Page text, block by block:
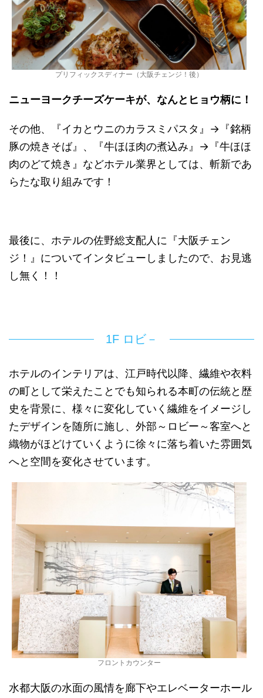
プリフィックスディナー（大阪チェンジ！後）
ニューヨークチーズケーキが、なんとヒョウ柄に！
その他、『イカとウニのカラスミパスタ』→『銘柄
豚の焼きそば』、『牛ほほ肉の煮込み』→『牛ほほ
肉のどて焼き』などホテル業界としては、斬新であ
らたな取り組みです！
最後に、ホテルの佐野総支配人に『大阪チェン
ジ！』についてインタビューしましたので、お見逃
し無く！！
1F ロビ－
ホテルのインテリアは、江戸時代以降、繊維や衣料
の町として栄えたことでも知られる本町の伝統と歴
史を背景に、様々に変化していく繊維をイメージし
たデザインを随所に施し、外部～ロビー～客室へと
織物がほどけていくように徐々に落ち着いた雰囲気
へと空間を変化させています。
フロントカウンター
水都大阪の水面の風情を廊下やエレベーターホール